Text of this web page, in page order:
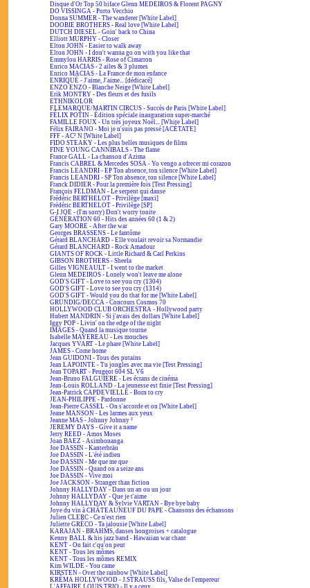
Disque d'Or Top 50 biface Glenn MEDEIROS & Florent PAGNY
DO VISSINGA - Porto Vecchio
Donna SUMMER - The wanderer [White Label]
DOOBIE BROTHERS - Real love [White Label]
DUTCH DIESEL - Goin' back to China
Elliott MURPHY - Closer
Elton JOHN - Easier to walk away
Elton JOHN - I don't wanna go on with you like that
Emmylou HARRIS - Rose of Cimarron
Enrico MACIAS - 2 ailes & 3 plumes
Enrico MACIAS - La France de mon enfance
ENRIQUÉ - J'aime, J'aime... [dédicacé]
ENZO ENZO - Blanche Neige [White Label]
Erik MONTRY - Des fleurs et des fusils
ETHNIKOLOR
F.LEMARQUE/MARTIN CIRCUS - Succès de Paris [White Label]
FÉLIX POTIN - Édition spéciale inauguration super-marché
FAMILLE FOUX - Un très joyeux Noël... [White Label]
Félix FAIRANO - Moi je n'suis pas pressé [ACÉTATE]
FFF - AC² N [White Label]
FIDO STEAKY - Les plus belles musiques de films
FINE YOUNG CANNIBALS - The flame
France GALL - La chanson d'Azima
Francis CABREL & Mercedes SOSA - Yo vengo a ofrecer mi corazon
Francis LEANDRI - EP Ton absence, ton silence [White Label]
Francis LEANDRI - SP Ton absence, ton silence [White Label]
Franck DIDIER - Pour la première fois [Test Pressing]
François FELDMAN - Le serpent qui danse
Frédéric BERTHELOT - Privilège [maxi]
Frédéric BERTHELOT - Privilège [SP]
G-I JOE - (I'm sorry) Don't worry tonite
GÉNÉRATION 60 - Hits des années 60 (1 & 2)
Gary MOORE - After the war
Georges BRASSENS - Le fantôme
Gérard BLANCHARD - Elle voulait revoir sa Normandie
Gérard BLANCHARD - Rock Amadour
GIANTS OF ROCK - Little Richard & Carl Perkins
GIBSON BROTHERS - Sheela
Gilles VIGNEAULT - I went to the market
Glenn MEDEIROS - Lonely won't leave me alone
GOD'S GIFT - Love to see you cry (1304)
GOD'S GIFT - Love to see you cry (1314)
GOD'S GIFT - Would you do that for me [White Label]
GRUNDIG/DECCA - Concours Cosmos 70
HOLLYWOOD CLUB ORCHESTRA - Hollywood party
Hubert MANDRIN - Si j'avais des dollars [White Label]
Iggy POP - Livin' on the edge of the night
IMAGES - Quand la musique tourne
Isabelle MAYEREAU - Les mouches
Jacques YVART - Le phare [White Label]
JAMES - Come home
Jean GUIDONI - Tous des putains
Jean LAPOINTE - Tu jongles avec ma vie [Test Pressing]
Jean TOPART - Peugeot 604 SL V6
Jean-Bruno FALGUIÈRE - Les écrans de cinéma
Jean-Louis ROLLAND - La jeunesse est finie [Test Pressing]
Jean-Patrick CAPDEVIELLE - Born to cry
JEAN-PHILIPPE - Pardonne
Jean-Pierre CASSEL - On s'accorde et on [White Label]
Jeane MANSON - Les larmes aux yeux
Jeanne MAS - Johnny Johnny ²
JEREMY DAYS - Give it a name
Jerry REED - Amos Moses
Joan BAEZ - Asimbonanga
Joe DASSIN - Kanterbräu
Joe DASSIN - L'été indien
Joe DASSIN - Me que me que
Joe DASSIN - Quand on a seize ans
Joe DASSIN - Vive moi
Joe JACKSON - Stranger than fiction
Johnny HALLYDAY - Dans un an ou un jour
Johnny HALLYDAY - Que je t'aime
Johnny HALLYDAY & Sylvie VARTAN - Bye bye baby
Joye du vin à CHÂTEAUNEUF DU PAPE - Chansons des échansons
Julien CLERC - Ce n'est rien
Juliette GRÉCO - Ta jalousie [White Label]
KARAJAN - BRAHMS, danses hongroises + catalogue
Kenny BALL & his jazz band - Hawaiian war chant
KENT - On fait c'qu'on peut
KENT - Tous les mômes
KENT - Tous les mômes REMIX
Kim WILDE - You came
KIRSTEN - Over the rainbow [White Label]
KRÉMA HOLLYWOOD - J.STRAUSS fils, Valse de l'empereur
L'AFFAIRE LOUIS TRIO - Il y a ceux